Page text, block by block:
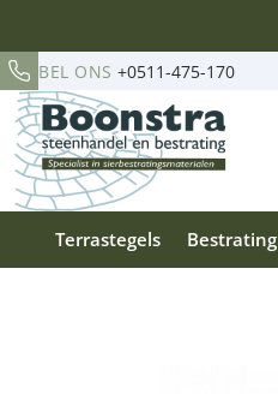
BEL ONS +0511-475-170
Terrastegels Bestrating